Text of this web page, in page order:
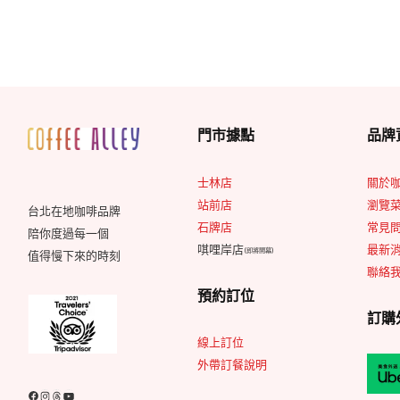
台北在地咖啡品牌
陪你度過每一個
值得慢下來的時刻
Facebook InstagramThreads YouTube
門市據點
士林店
站前店
石牌店
唭哩岸店(即將開幕)
預約訂位
線上訂位
外帶訂餐說明
品牌
關於
瀏覽
常見
最新
聯絡
訂購